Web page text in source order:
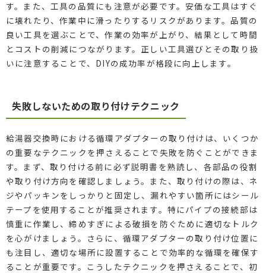
す。また、工具の品質にも注意が必要です。安価な工具はすぐ
に壊れたり、作業中に滑ったりするリスクがあります。品質の
良い工具を選ぶことで、作業の効率が上がり、結果として時間
とコストの削減につながります。正しい工具選びとその取り扱
いに注意することで、DIYの成功率が格段に向上します。
失敗しないための取り付けテクニック
給湯器交換時における循環アダプターの取り付けは、いくつか
の重要なテクニックを押さえることで失敗を防ぐことができま
す。まず、取り付ける前に必ず説明書を熟読し、各部品の役割
や取り付け方向を確認しましょう。また、取り付けの際は、ネ
ジやパッキンをしっかりと固定し、漏れやすい箇所にはシール
テープを使用することが推奨されます。特にパイプの接続部は
慎重に作業し、締めすぎによる破損を防ぐために適切なトルク
を心がけましょう。さらに、循環アダプターの取り付け位置に
も注目し、適切な場所に設置することで効率的な循環を確保す
ることが重要です。こうしたテクニックを押さえることで、初